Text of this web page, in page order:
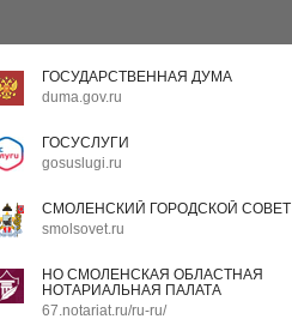
ГОСУДАРСТВЕННАЯ ДУМА
duma.gov.ru
ГОСУСЛУГИ
gosuslugi.ru
СМОЛЕНСКИЙ ГОРОДСКОЙ СОВЕТ
smolsovet.ru
НО СМОЛЕНСКАЯ ОБЛАСТНАЯ
НОТАРИАЛЬНАЯ ПАЛАТА
67.notariat.ru/ru-ru/